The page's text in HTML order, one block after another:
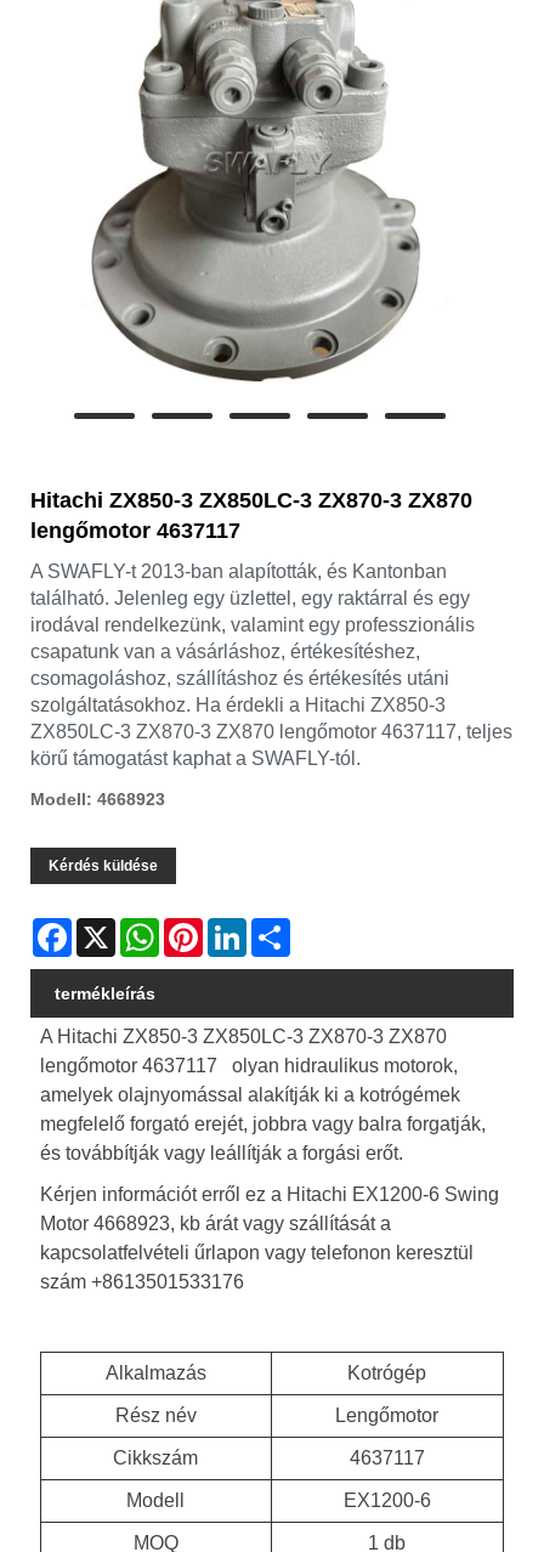
Hitachi ZX850-3 ZX850LC-3 ZX870-3 ZX870
lengőmotor 4637117
A SWAFLY-t 2013-ban alapították, és Kantonban
található. Jelenleg egy üzlettel, egy raktárral és egy
irodával rendelkezünk, valamint egy professzionális
csapatunk van a vásárláshoz, értékesítéshez,
csomagoláshoz, szállításhoz és értékesítés utáni
szolgáltatásokhoz. Ha érdekli a Hitachi ZX850-3
ZX850LC-3 ZX870-3 ZX870 lengőmotor 4637117, teljes
körű támogatást kaphat a SWAFLY-tól.
Modell: 4668923
Kérdés küldése
Facebook
X WhatsAppPinterestLinkedIn
termékleírás
A Hitachi ZX850-3 ZX850LC-3 ZX870-3 ZX870
lengőmotor 4637117 olyan hidraulikus motorok,
amelyek olajnyomással alakítják ki a kotrógémek
megfelelő forgató erejét, jobbra vagy balra forgatják,
és továbbítják vagy leállítják a forgási erőt.
Kérjen információt erről ez a Hitachi EX1200-6 Swing
Motor 4668923, kb árát vagy szállítását a
kapcsolatfelvételi űrlapon vagy telefonon keresztül
szám +8613501533176
Alkalmazás Kotrógép
Rész név Lengőmotor
Cikkszám 4637117
Modell EX1200-6
MOQ 1 db